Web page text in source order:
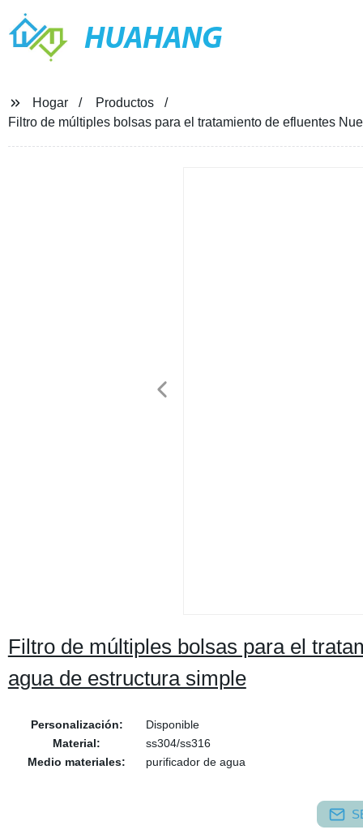
HUAHANG
Hogar
Productos
Filtro de múltiples bolsas para el tratamiento de efluentes
Filtro de múltiples bolsas para el
agua de estructura simple
Personalización:
Disponible
Material:
ss304/ss316
Medio materiales:
purificador de agua